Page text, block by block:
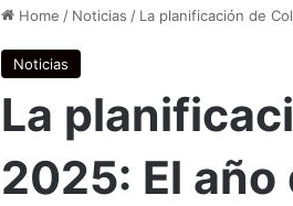
Home / Noticias / La planificación de
Noticias
La
2025: El